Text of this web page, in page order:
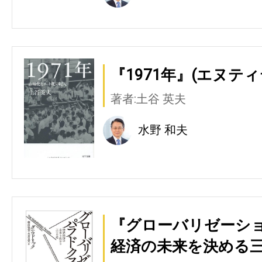
『1971年』(エヌテ
著者:土谷 英夫
水野 和夫
『グローバリゼーシ
経済の未来を決める